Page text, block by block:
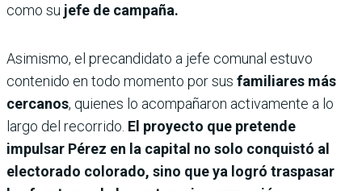
como su jefe de campaña.
Asimismo, el precandidato a jefe comunal estuvo
contenido en todo momento por sus familiares más
cercanos, quienes lo acompañaron activamente a lo
largo del recorrido. El proyecto que pretende
impulsar Pérez en la capital no solo conquistó al
electorado colorado, sino que ya logró traspasar